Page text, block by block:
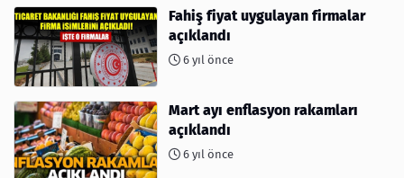
Fahiş fiyat uygulayan firmalar
açıklandı
6 yıl önce
Mart ayı enflasyon rakamları
açıklandı
6 yıl önce